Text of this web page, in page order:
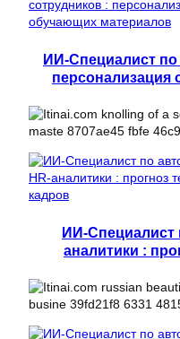
ИИ-Специалист
ИИ-Специалист
аналитики :